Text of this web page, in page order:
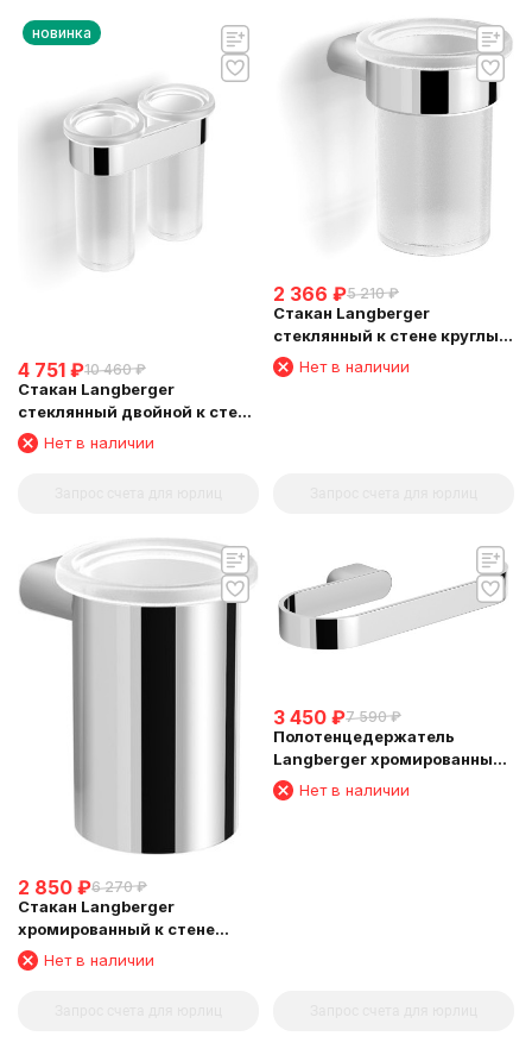
новинка
4 751 ₽10 460 ₽
Стакан Langberger
стеклянный двойной к стене
круглый 24019A
Нет в наличии
2 366 ₽5 210 ₽
Стакан Langberger
стеклянный к стене круглый
24011AНет в наличии
2 850 ₽6 270 ₽
Стакан Langberger
хромированный к стене
круглый 24011B
Нет в наличии
3 450 ₽7 590 ₽
Полотенцедержатель
Langberger хромированный
Нет в наличии